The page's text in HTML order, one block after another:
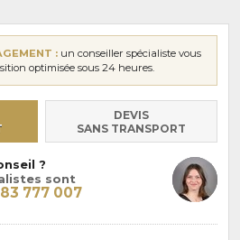
: un conseiller spécialiste vous
optimisée sous 24 heures.
DEVIS
SANS TRANSPORT
?
sont
777 007